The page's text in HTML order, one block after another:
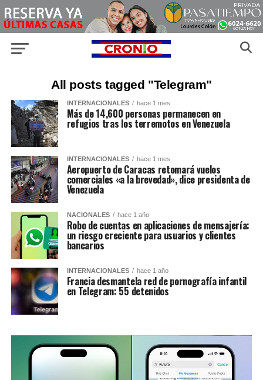
All posts tagged "Telegram"
INTERNACIONALES hace 1 mes
Más de 14,600 personas permanecen en
refugios tras los terremotos en Venezuela
INTERNACIONALES hace 1 mes
Aeropuerto de Caracas retomará vuelos
comerciales «a la brevedad», dice presidenta de
Venezuela
NACIONALES hace 1 año
Robo de cuentas en aplicaciones de mensajería:
un riesgo creciente para usuarios y clientes
bancarios
INTERNACIONALES hace 1 año
Francia desmantela red de pornografía infantil
en Telegram: 55 detenidos